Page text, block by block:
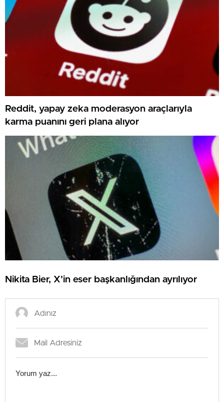
Reddit, yapay zeka moderasyon araçlarıyla
karma puanını geri plana alıyor
Nikita Bier, X’in eser başkanlığından ayrılıyor